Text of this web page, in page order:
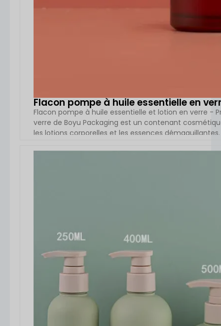
Flacon pompe à huile essentielle en
Flacon pompe à huile essentielle et lotion en verre -
verre de Boyu Packaging est un contenant
les lotions corporelles et les essences